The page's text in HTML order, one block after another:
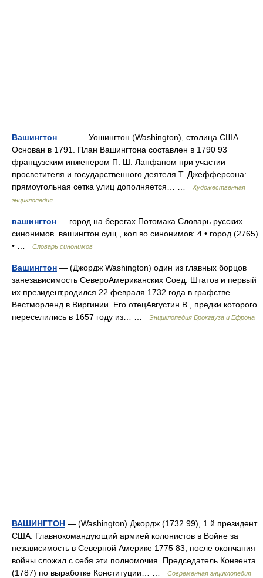
Вашингтон — Уошингтон (Washington), столица США.
Основан в 1791. План Вашингтона составлен в 1790 93
французским инженером П. Ш. Ланфаном при участии
просветителя и государственного деятеля Т. Джефферсона:
прямоугольная сетка улиц дополняется… …
Художественная
энциклопедия
вашингтон — город на берегах Потомака Словарь русских
синонимов. вашингтон сущ., кол во синонимов: 4 • город (2765)
• …
Словарь синонимов
Вашингтон — (Джордж Washington) один из главных борцов
занезависимость СевероАмериканских Соед. Штатов и первый
их президент,родился 22 февраля 1732 года в графстве
Вестморленд в Виргинии. Его отецАвгустин В., предки которого
переселились в 1657 году из… …
Энциклопедия Брокгауза и Ефрона
ВАШИНГТОН — (Washington) Джордж (1732 99), 1 й президент
США. Главнокомандующий армией колонистов в Войне за
независимость в Северной Америке 1775 83; после окончания
войны сложил с себя эти полномочия. Председатель Конвента
(1787) по выработке Конституции… …
Современная энциклопедия